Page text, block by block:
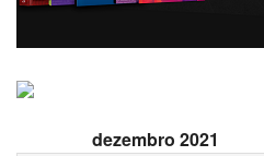
dezembro 2021